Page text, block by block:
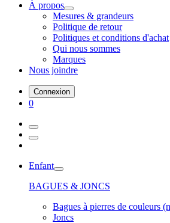
À propos
Mesures & grandeurs
Politique de retour
Politiques et conditions d'achat
Qui nous sommes
Marques
Nous joindre
Connexion
0
Enfant
BAGUES & JONCS
Bagues à pierres de couleurs
Joncs